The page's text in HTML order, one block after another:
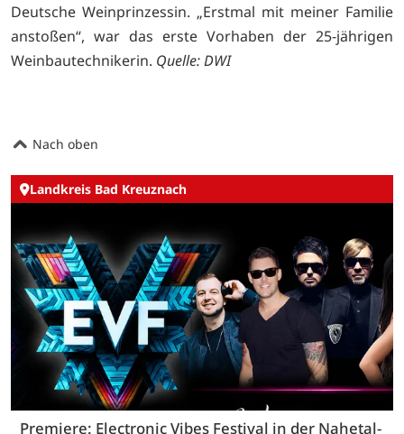
Deutsche Weinprinzessin. „Erstmal mit meiner Familie
anstoßen“, war das erste Vorhaben der 25-jährigen
Weinbautechnikerin. Quelle: DWI
Nach oben
Landkreis Bad Kreuznach
Premiere: Electronic Vibes Festival in der Nahetal-